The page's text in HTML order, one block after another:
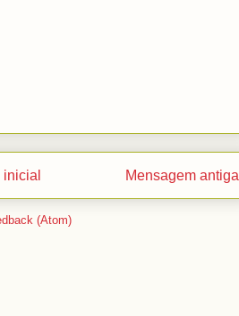
Mensagem antiga
(Atom)